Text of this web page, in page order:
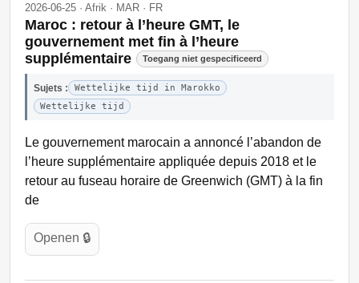
2026-06-25 · Afrik · MAR · FR
Maroc : retour à l’heure GMT, le
gouvernement met fin à l’heure
supplémentaire
Toegang niet gespecificeerd
Sujets :
Wettelijke tijd in Marokko
Wettelijke tijd
Le gouvernement marocain a annoncé l’abandon de
l’heure supplémentaire appliquée depuis 2018 et le
retour au fuseau horaire de Greenwich (GMT) à la fin
de
Openen 🔒